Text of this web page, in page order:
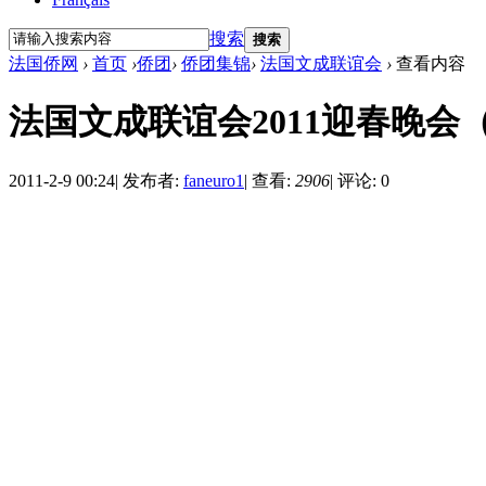
搜索 搜索
法国侨网 › 首页 ›侨团 › 侨团集锦› 法国文成联谊会 › 查看内容
法国文成联谊会2011迎春晚会
2011-2-9 00:24| 发布者: faneuro1 | 查看: 2906| 评论: 0